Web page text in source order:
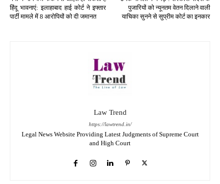
हिंदू भावनाएं: इलाहाबाद हाई कोर्ट ने इफ्तार
पार्टी मामले में 8 आरोपियों को दी जमानत
पुजारियों को न्यूनतम वेतन दिलाने वाली
याचिका सुनने से सुप्रीम कोर्ट का इनकार
Law Trend
https://lawtrend.in/
Legal News Website Providing Latest Judgments of Supreme Court
and High Court